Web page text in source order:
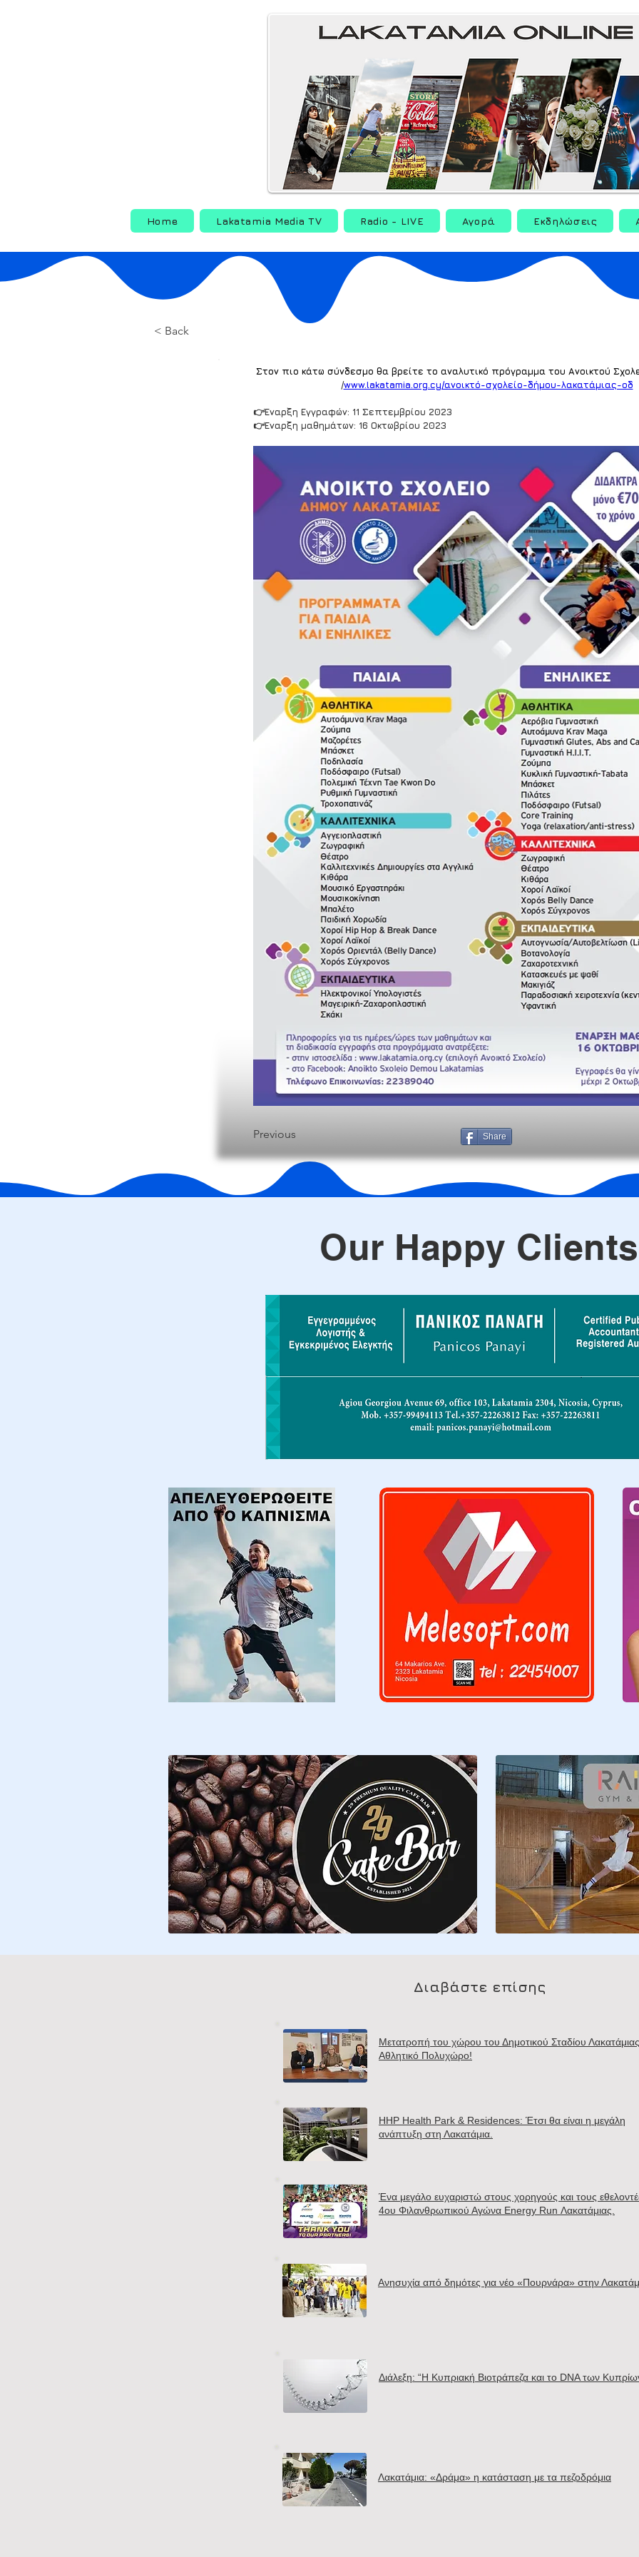
Home Lakatamia Media TV Radio - LIVE Αγορά Εκδηλώσεις
< Back
Στον πιο κάτω σύνδεσμο θα βρείτε το αναλυτικό πρόγραμμα του Ανοικτού
/www.lakatamia.org.cy/ανοικτό-σχολείο-δήμου-λακατάμιας-οδ
👉Έναρξη Εγγραφών: 11 Σεπτεμβρίου 2023
👉Έναρξη μαθημάτων: 16 Οκτωβρίου 2023
Previous Share
Our Happy Clients
Διαβάστε επίσης
Μετατροπή του χώρου του Δημοτικού Σταδίου
Αθλητικό Πολυχώρο!
HHP Health Park & Residences: Έτσι θα είναι η μεγάλη
ανάπτυξη στη Λακατάμια.
Ένα μεγάλο ευχαριστώ στους χορηγούς και τους
4ου Φιλανθρωπικού Αγώνα Energy Run Λακατάμιας.
Ανησυχία από δημότες για νέο «Πουρνάρα» στην
Διάλεξη: “Η Κυπριακή Βιοτράπεζα και το DNA των
Λακατάμια: «Δράμα» η κατάσταση με τα πεζοδρόμια